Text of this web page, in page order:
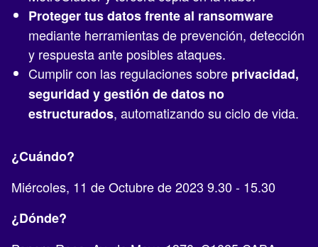
Proteger tus datos frente al ransomware
mediante herramientas de prevención, detección
y respuesta ante posibles ataques.
Cumplir con las regulaciones sobre privacidad,
seguridad y gestión de datos no
estructurados, automatizando su ciclo de vida.
¿Cuándo?
Miércoles, 11 de Octubre de 2023 9.30 - 15.30
¿Dónde?